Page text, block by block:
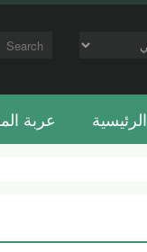
الرئيسية عربة